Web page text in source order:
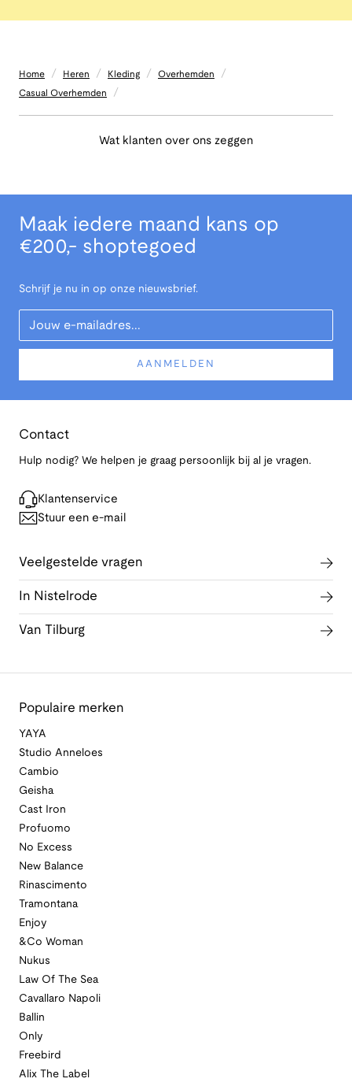
Home / Heren / Kleding / Overhemden /
Casual Overhemden /
Wat klanten over ons zeggen
Maak iedere maand kans op
€200,- shoptegoed
Schrijf je nu in op onze nieuwsbrief.
Your Email
AANMELDEN
Contact
Hulp nodig? We helpen je graag persoonlijk bij al je vragen.
Klantenservice
Stuur een e-mail
Veelgestelde vragen
In Nistelrode
Van Tilburg
Populaire merken
YAYA
Studio Anneloes
Cambio
Geisha
Cast Iron
Profuomo
No Excess
New Balance
Rinascimento
Tramontana
Enjoy
&Co Woman
Nukus
Law Of The Sea
Cavallaro Napoli
Ballin
Only
Freebird
Alix The Label